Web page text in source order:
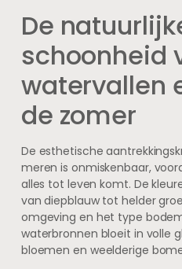
De
schoonheid
watervallen
de zomer
De esthetische
meren is onmiskenbaar,
alles tot leven komt. De
van diepblauw tot helder
omgeving en het type
waterbronnen bloeit in volle
bloemen en weelderige